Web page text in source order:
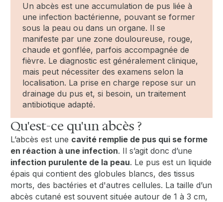
Un abcès est une accumulation de pus liée à
une infection bactérienne, pouvant se former
sous la peau ou dans un organe. Il se
manifeste par une zone douloureuse, rouge,
chaude et gonflée, parfois accompagnée de
fièvre. Le diagnostic est généralement clinique,
mais peut nécessiter des examens selon la
localisation. La prise en charge repose sur un
drainage du pus et, si besoin, un traitement
antibiotique adapté.
Qu'est-ce qu'un abcès ?
L’abcès est une cavité remplie de pus qui se forme
en réaction à une infection. Il s’agit donc d’une
infection purulente de la peau. Le pus est un liquide
épais qui contient des globules blancs, des tissus
morts, des bactéries et d'autres cellules. La taille d’un
abcès cutané est souvent située autour de 1 à 3 cm,